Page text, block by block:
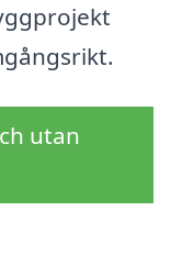
utan